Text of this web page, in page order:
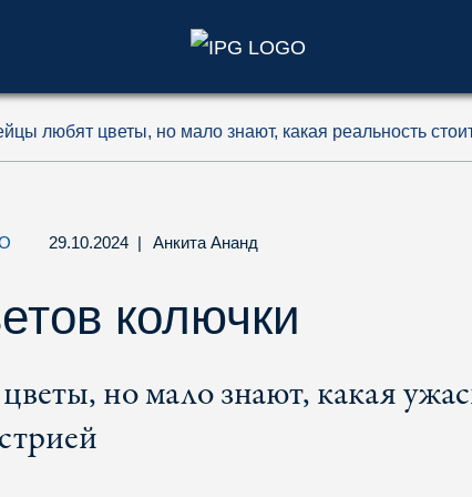
любят цветы, но мало знают, какая реальность
29.10.2024 | Анкита Ананд
колючки
но мало знают, какая